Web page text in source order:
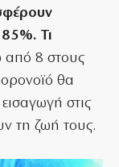
Τι
από 8 στους
θα
στις
τη ζωή τους.